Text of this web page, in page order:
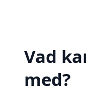
Vad
med?